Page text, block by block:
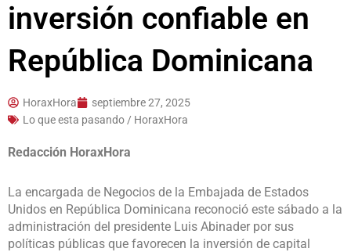
inversión confiable en
República Dominicana
HoraxHora
septiembre 27, 2025
Lo que esta pasando / HoraxHora
Redacción HoraxHora
La encargada de Negocios de la Embajada de Estados
Unidos en República Dominicana reconoció este sábado a la
administración del presidente Luis Abinader por sus
políticas públicas que favorecen la inversión de capital